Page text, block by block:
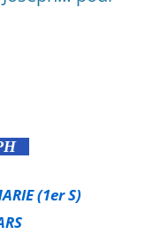
(1er S)